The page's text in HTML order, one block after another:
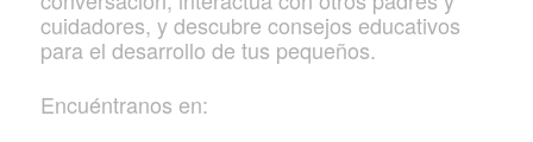
cuidadores, y descubre consejos educativos
para el desarrollo de tus pequeños.
Encuéntranos en: